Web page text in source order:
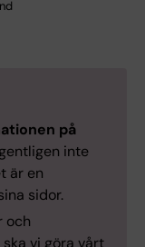
på
inte
är en
sidor.
och